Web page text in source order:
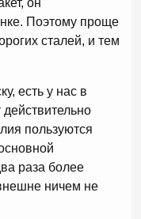
он
Поэтому проще
сталей, и тем
есть у нас в
пользуются
раза более
ничем не